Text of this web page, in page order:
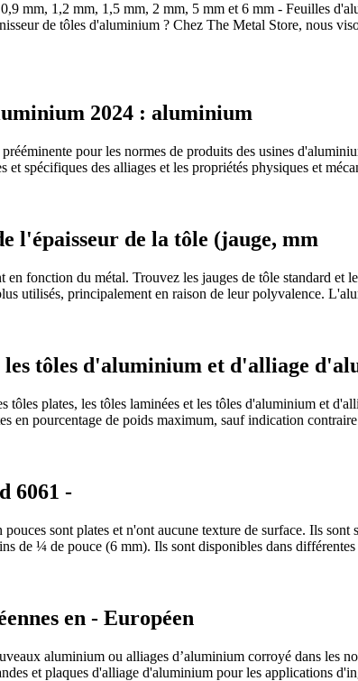
mm, 1,2 mm, 1,5 mm, 2 mm, 5 mm et 6 mm - Feuilles
de tôles d'aluminium ? Chez The Metal Store, nous
2024 : aluminium
pour les normes de produits des usines
spécifiques des alliages et les propriétés physiques et
l'épaisseur de la tôle (jauge, mm
fonction du métal. Trouvez les jauges de tôle standard
utilisés, principalement en raison de leur polyvalence.
tôles d'aluminium et d'alliage
plates, les tôles laminées et les tôles d'aluminium et
en pourcentage de poids maximum, sauf indication contraire
6061 -
sont plates et n'ont aucune texture de surface. Ils
de ¼ de pouce (6 mm). Ils sont disponibles dans
en - Européen
aluminium ou alliages d’aluminium corroyé dans les
et plaques d'alliage d'aluminium pour les applications